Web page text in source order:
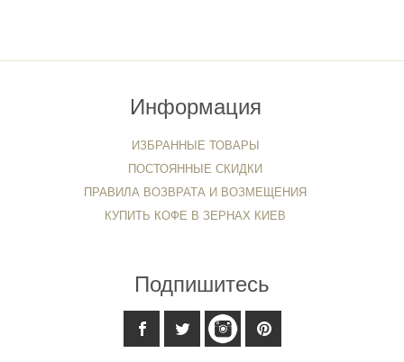
Информация
ИЗБРАННЫЕ ТОВАРЫ
ПОСТОЯННЫЕ СКИДКИ
ПРАВИЛА ВОЗВРАТА И ВОЗМЕЩЕНИЯ
КУПИТЬ КОФЕ В ЗЕРНАХ КИЕВ
Подпишитесь